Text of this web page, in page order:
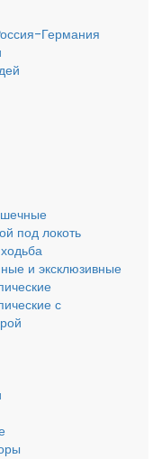
Германия
под локоть
и эксклюзивные
с